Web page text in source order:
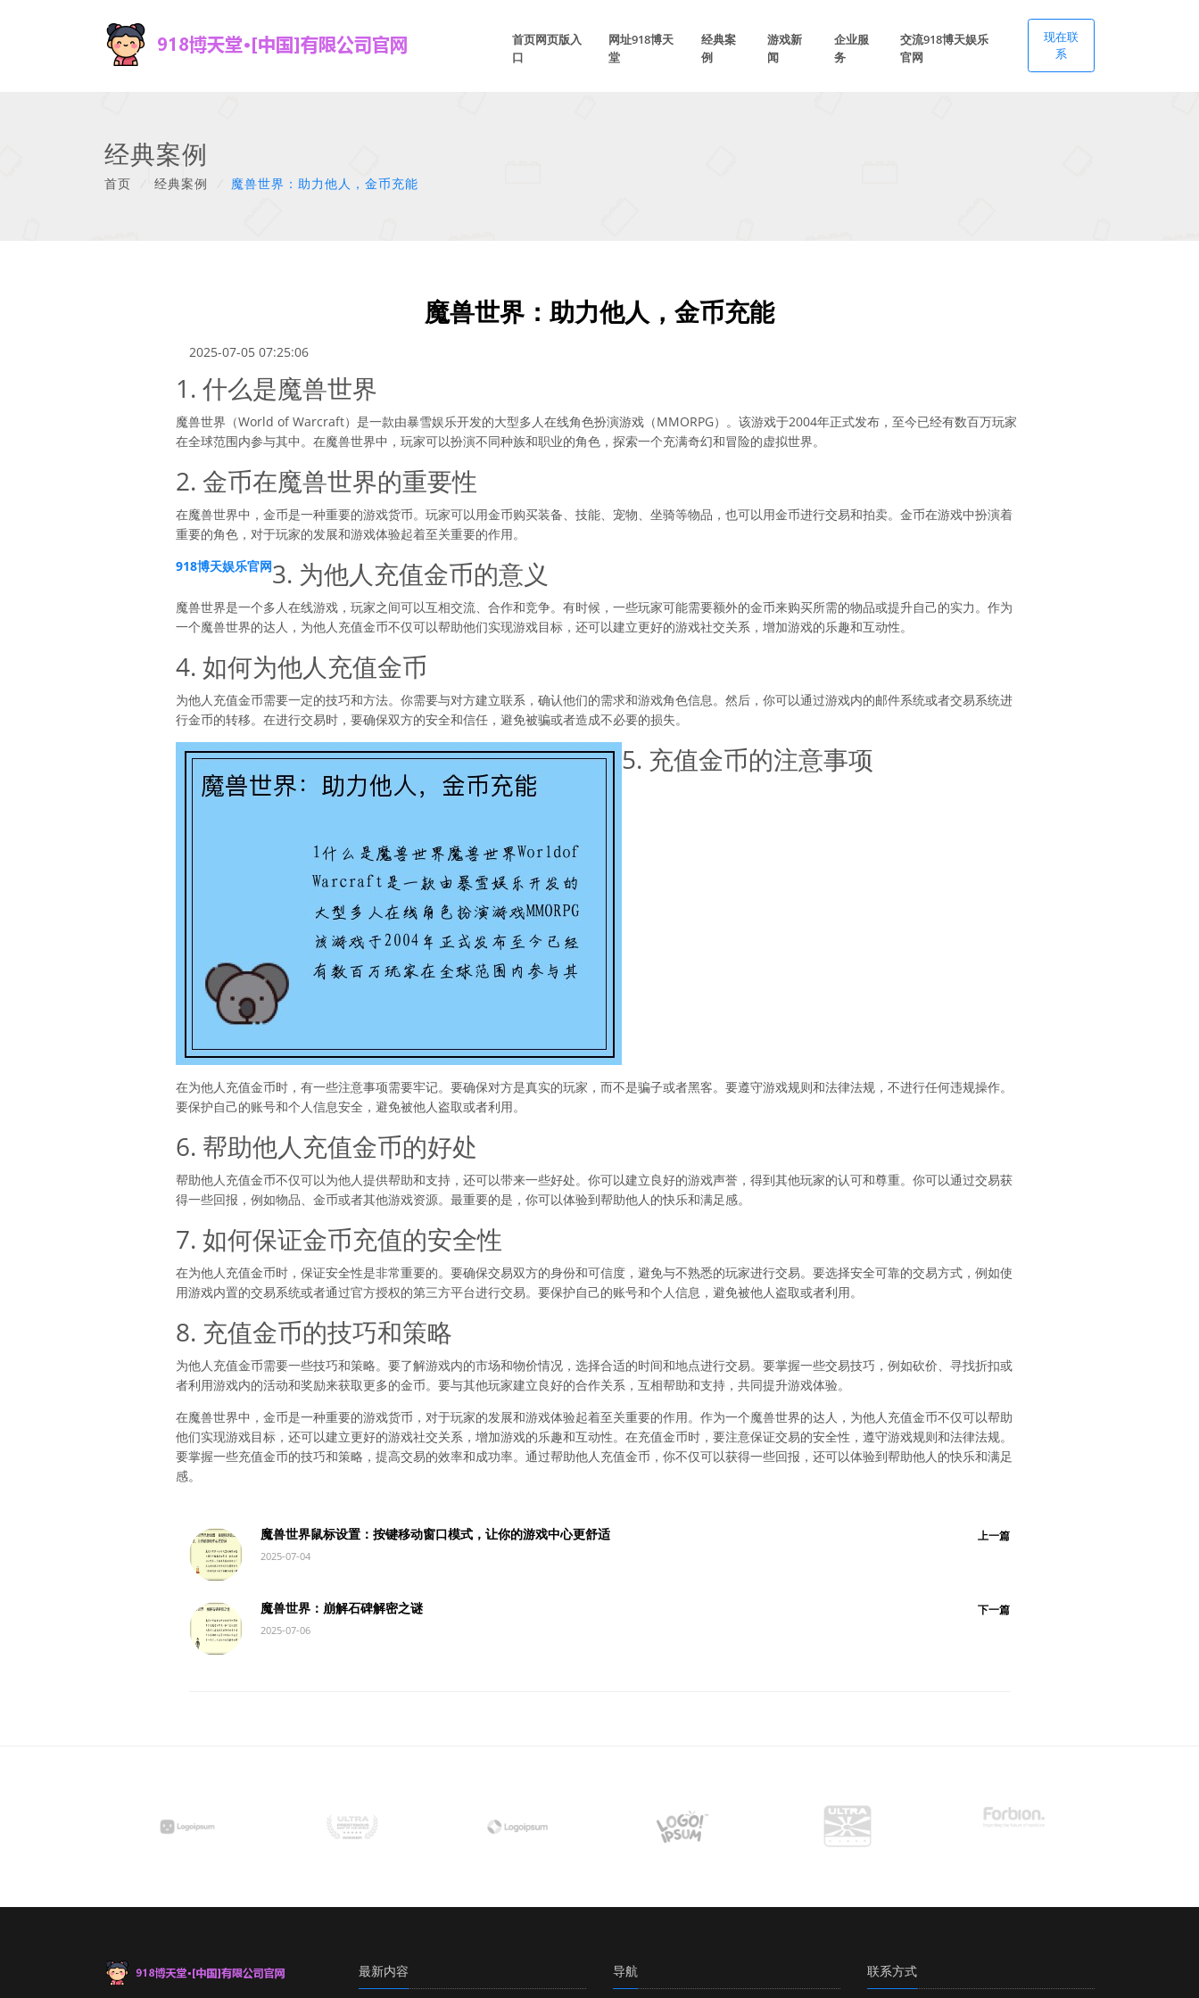
首页网页版入
口
网址918博天
堂
经典案
例
游戏新
闻
企业服
务
交流918博天娱乐
官网
现在联
系
经典案例
首页 经典案例 魔兽世界：助力他人，金币充能
魔兽世界：助力他人，金币充能
2025-07-05 07:25:06
1. 什么是魔兽世界
魔兽世界（World of Warcraft）是一款由暴雪娱乐开发的大型多人在线角色扮演游戏（MMORPG）。该游戏于2004年正式发布，至今已经有数百万玩家
在全球范围内参与其中。在魔兽世界中，玩家可以扮演不同种族和职业的角色，探索一个充满奇幻和冒险的虚拟世界。
2. 金币在魔兽世界的重要性
在魔兽世界中，金币是一种重要的游戏货币。玩家可以用金币购买装备、技能、宠物、坐骑等物品，也可以用金币进行交易和拍卖。金币在游戏中扮演着
重要的角色，对于玩家的发展和游戏体验起着至关重要的作用。
918博天娱乐官网3. 为他人充值金币的意义
魔兽世界是一个多人在线游戏，玩家之间可以互相交流、合作和竞争。有时候，一些玩家可能需要额外的金币来购买所需的物品或提升自己的实力。作为
一个魔兽世界的达人，为他人充值金币不仅可以帮助他们实现游戏目标，还可以建立更好的游戏社交关系，增加游戏的乐趣和互动性。
4. 如何为他人充值金币
为他人充值金币需要一定的技巧和方法。你需要与对方建立联系，确认他们的需求和游戏角色信息。然后，你可以通过游戏内的邮件系统或者交易系统进
行金币的转移。在进行交易时，要确保双方的安全和信任，避免被骗或者造成不必要的损失。
5. 充值金币的注意事项
在为他人充值金币时，有一些注意事项需要牢记。要确保对方是真实的玩家，而不是骗子或者黑客。要遵守游戏规则和法律法规，不进行任何违规操作。
要保护自己的账号和个人信息安全，避免被他人盗取或者利用。
6. 帮助他人充值金币的好处
帮助他人充值金币不仅可以为他人提供帮助和支持，还可以带来一些好处。你可以建立良好的游戏声誉，得到其他玩家的认可和尊重。你可以通过交易获
得一些回报，例如物品、金币或者其他游戏资源。最重要的是，你可以体验到帮助他人的快乐和满足感。
7. 如何保证金币充值的安全性
在为他人充值金币时，保证安全性是非常重要的。要确保交易双方的身份和可信度，避免与不熟悉的玩家进行交易。要选择安全可靠的交易方式，例如使
用游戏内置的交易系统或者通过官方授权的第三方平台进行交易。要保护自己的账号和个人信息，避免被他人盗取或者利用。
8. 充值金币的技巧和策略
为他人充值金币需要一些技巧和策略。要了解游戏内的市场和物价情况，选择合适的时间和地点进行交易。要掌握一些交易技巧，例如砍价、寻找折扣或
者利用游戏内的活动和奖励来获取更多的金币。要与其他玩家建立良好的合作关系，互相帮助和支持，共同提升游戏体验。
在魔兽世界中，金币是一种重要的游戏货币，对于玩家的发展和游戏体验起着至关重要的作用。作为一个魔兽世界的达人，为他人充值金币不仅可以帮助
他们实现游戏目标，还可以建立更好的游戏社交关系，增加游戏的乐趣和互动性。在充值金币时，要注意保证交易的安全性，遵守游戏规则和法律法规。
要掌握一些充值金币的技巧和策略，提高交易的效率和成功率。通过帮助他人充值金币，你不仅可以获得一些回报，还可以体验到帮助他人的快乐和满足
感。
魔兽世界鼠标设置：按键移动窗口模式，让你的游戏中心更舒适
2025-07-04
上一篇
魔兽世界：崩解石碑解密之谜
2025-07-06
下一篇
最新内容 导航 联系方式